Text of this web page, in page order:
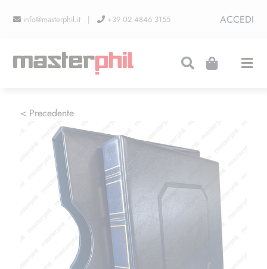
info@masterphil.it | +39 02 4846 3155 ACCEDI
LINEA COLLEZIONISMO
CONTATTI
< Precedente